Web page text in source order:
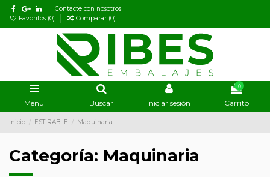
Contacte con nosotros
Favoritos (0) Comparar (0)
Menu Buscar Iniciar sesión
0
Carrito
Inicio ESTIRABLE Maquinaria
Categoría: Maquinaria